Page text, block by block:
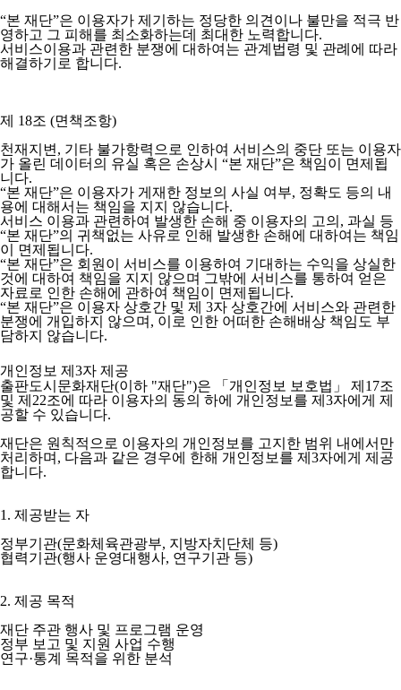
“본 재단”은 이용자가 제기하는 정당한 의견이나 불만을 적극 반
영하고 그 피해를 최소화하는데 최대한 노력합니다.
서비스이용과 관련한 분쟁에 대하여는 관계법령 및 관례에 따라
해결하기로 합니다.
제 18조 (면책조항)
천재지변, 기타 불가항력으로 인하여 서비스의 중단 또는 이용자
가 올린 데이터의 유실 혹은 손상시 “본 재단”은 책임이 면제됩
니다.
“본 재단”은 이용자가 게재한 정보의 사실 여부, 정확도 등의 내
용에 대해서는 책임을 지지 않습니다.
서비스 이용과 관련하여 발생한 손해 중 이용자의 고의, 과실 등
“본 재단”의 귀책없는 사유로 인해 발생한 손해에 대하여는 책임
이 면제됩니다.
“본 재단”은 회원이 서비스를 이용하여 기대하는 수익을 상실한
것에 대하여 책임을 지지 않으며 그밖에 서비스를 통하여 얻은
자료로 인한 손해에 관하여 책임이 면제됩니다.
“본 재단”은 이용자 상호간 및 제 3자 상호간에 서비스와 관련한
분쟁에 개입하지 않으며, 이로 인한 어떠한 손해배상 책임도 부
담하지 않습니다.
개인정보 제3자 제공
출판도시문화재단(이하 "재단")은 「개인정보 보호법」 제17조
및 제22조에 따라 이용자의 동의 하에 개인정보를 제3자에게 제
공할 수 있습니다.
재단은 원칙적으로 이용자의 개인정보를 고지한 범위 내에서만
처리하며, 다음과 같은 경우에 한해 개인정보를 제3자에게 제공
합니다.
1. 제공받는 자
정부기관(문화체육관광부, 지방자치단체 등)
협력기관(행사 운영대행사, 연구기관 등)
2. 제공 목적
재단 주관 행사 및 프로그램 운영
정부 보고 및 지원 사업 수행
연구·통계 목적을 위한 분석